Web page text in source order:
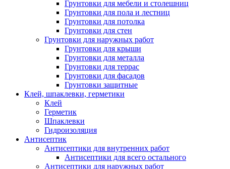
Грунтовки для мебели и столешниц
Грунтовки для пола и лестниц
Грунтовки для потолка
Грунтовки для стен
Грунтовки для наружных работ
Грунтовки для крыши
Грунтовки для металла
Грунтовки для террас
Грунтовки для фасадов
Грунтовки защитные
Клей, шпаклевки, герметики
Клей
Герметик
Шпаклевки
Гидроизоляция
Антисептик
Антисептики для внутренних работ
Антисептики для всего остального
Антисептики для наружных работ